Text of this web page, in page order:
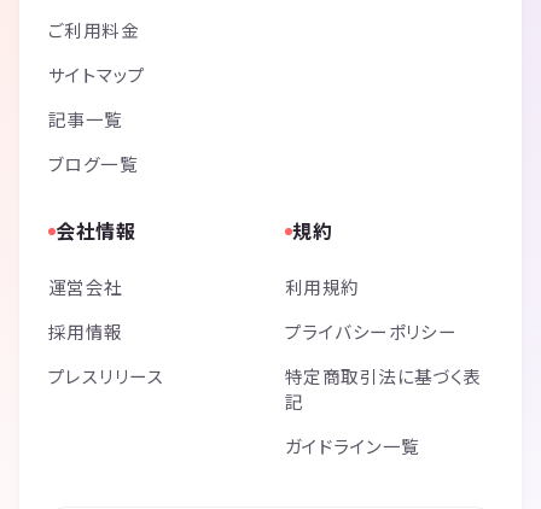
ご利用料金
サイトマップ
記事一覧
ブログ一覧
会社情報
運営会社
採用情報
プレスリリース
規約
利用規約
プライバシーポリシー
特定商取引法に基づく表
記
ガイドライン一覧